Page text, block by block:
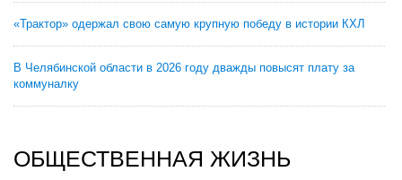
«Трактор» одержал свою самую крупную победу в истории КХЛ
В Челябинской области в 2026 году дважды повысят плату за
коммуналку
ОБЩЕСТВЕННАЯ ЖИЗНЬ